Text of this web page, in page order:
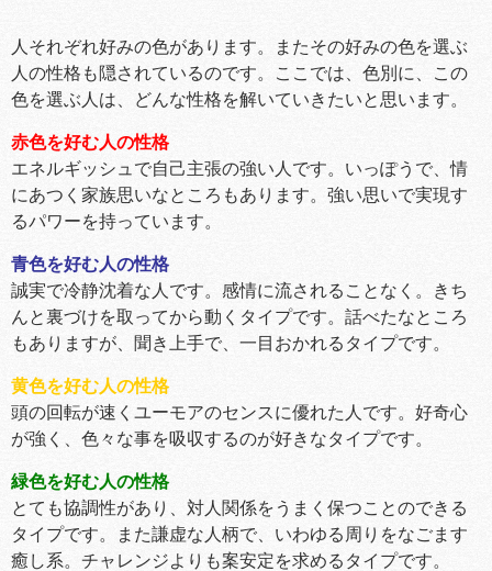
人それぞれ好みの色があります。またその好みの色を選ぶ
人の性格も隠されているのです。ここでは、色別に、この
色を選ぶ人は、どんな性格を解いていきたいと思います。
赤色を好む人の性格
エネルギッシュで自己主張の強い人です。いっぽうで、情
にあつく家族思いなところもあります。強い思いで実現す
るパワーを持っています。
青色を好む人の性格
誠実で冷静沈着な人です。感情に流されることなく。きち
んと裏づけを取ってから動くタイプです。話べたなところ
もありますが、聞き上手で、一目おかれるタイプです。
黄色を好む人の性格
頭の回転が速くユーモアのセンスに優れた人です。好奇心
が強く、色々な事を吸収するのが好きなタイプです。
緑色を好む人の性格
とても協調性があり、対人関係をうまく保つことのできる
タイプです。また謙虚な人柄で、いわゆる周りをなごます
癒し系。チャレンジよりも案安定を求めるタイプです。